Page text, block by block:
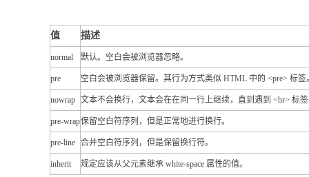
值 描述
normal 默认。空白会被浏览器忽略。
pre 空白会被浏览器保留。其行为方式类似 HTML 中的 <pre> 标签。
nowrap 文本不会换行，文本会在在同一行上继续，直到遇到 <br> 标签
pre-wrap保留空白符序列，但是正常地进行换行。
pre-line 合并空白符序列，但是保留换行符。
inherit 规定应该从父元素继承 white-space 属性的值。